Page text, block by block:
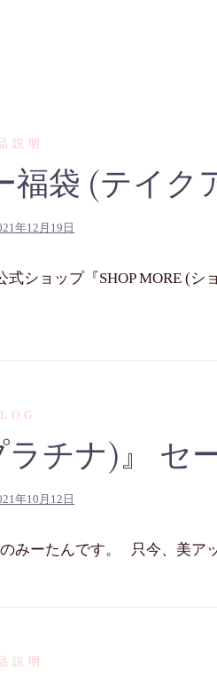
説明
福袋 (テイク
年12月19日
ショップ『SHOP MORE (シ
チナ)』 セ
年10月12日
のみーたんです。 只今、美
説明